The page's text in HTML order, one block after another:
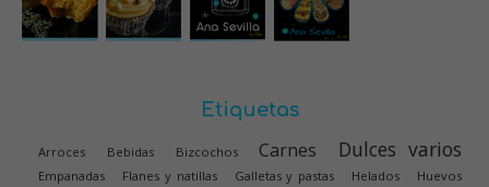
Etiquetas
Arroces Bebidas Bizcochos Carnes Dulces varios
Empanadas Flanes y natillas Galletas y pastas Helados Huevos